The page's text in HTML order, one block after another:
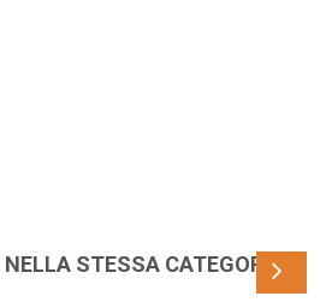
STESSA CATEGORIA